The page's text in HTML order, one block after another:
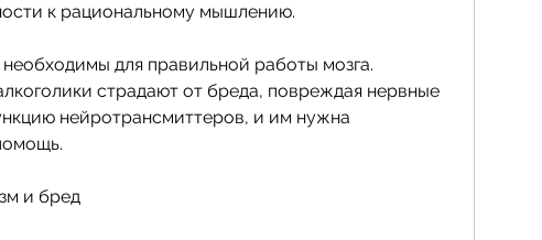
к рациональному мышлению.
для правильной работы мозга.
страдают от бреда, повреждая нервные
нейротрансмиттеров, и им нужна
и бред